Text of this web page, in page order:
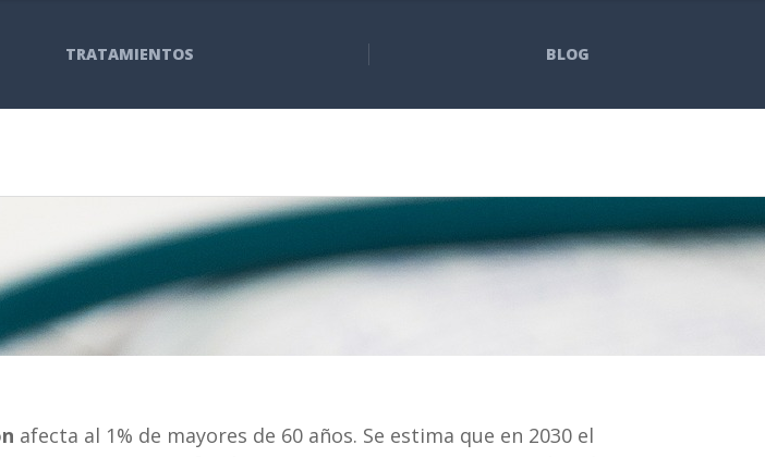
TRATAMIENTOS BLOG
afecta al 1% de mayores de 60 años. Se estima que en 2030 el